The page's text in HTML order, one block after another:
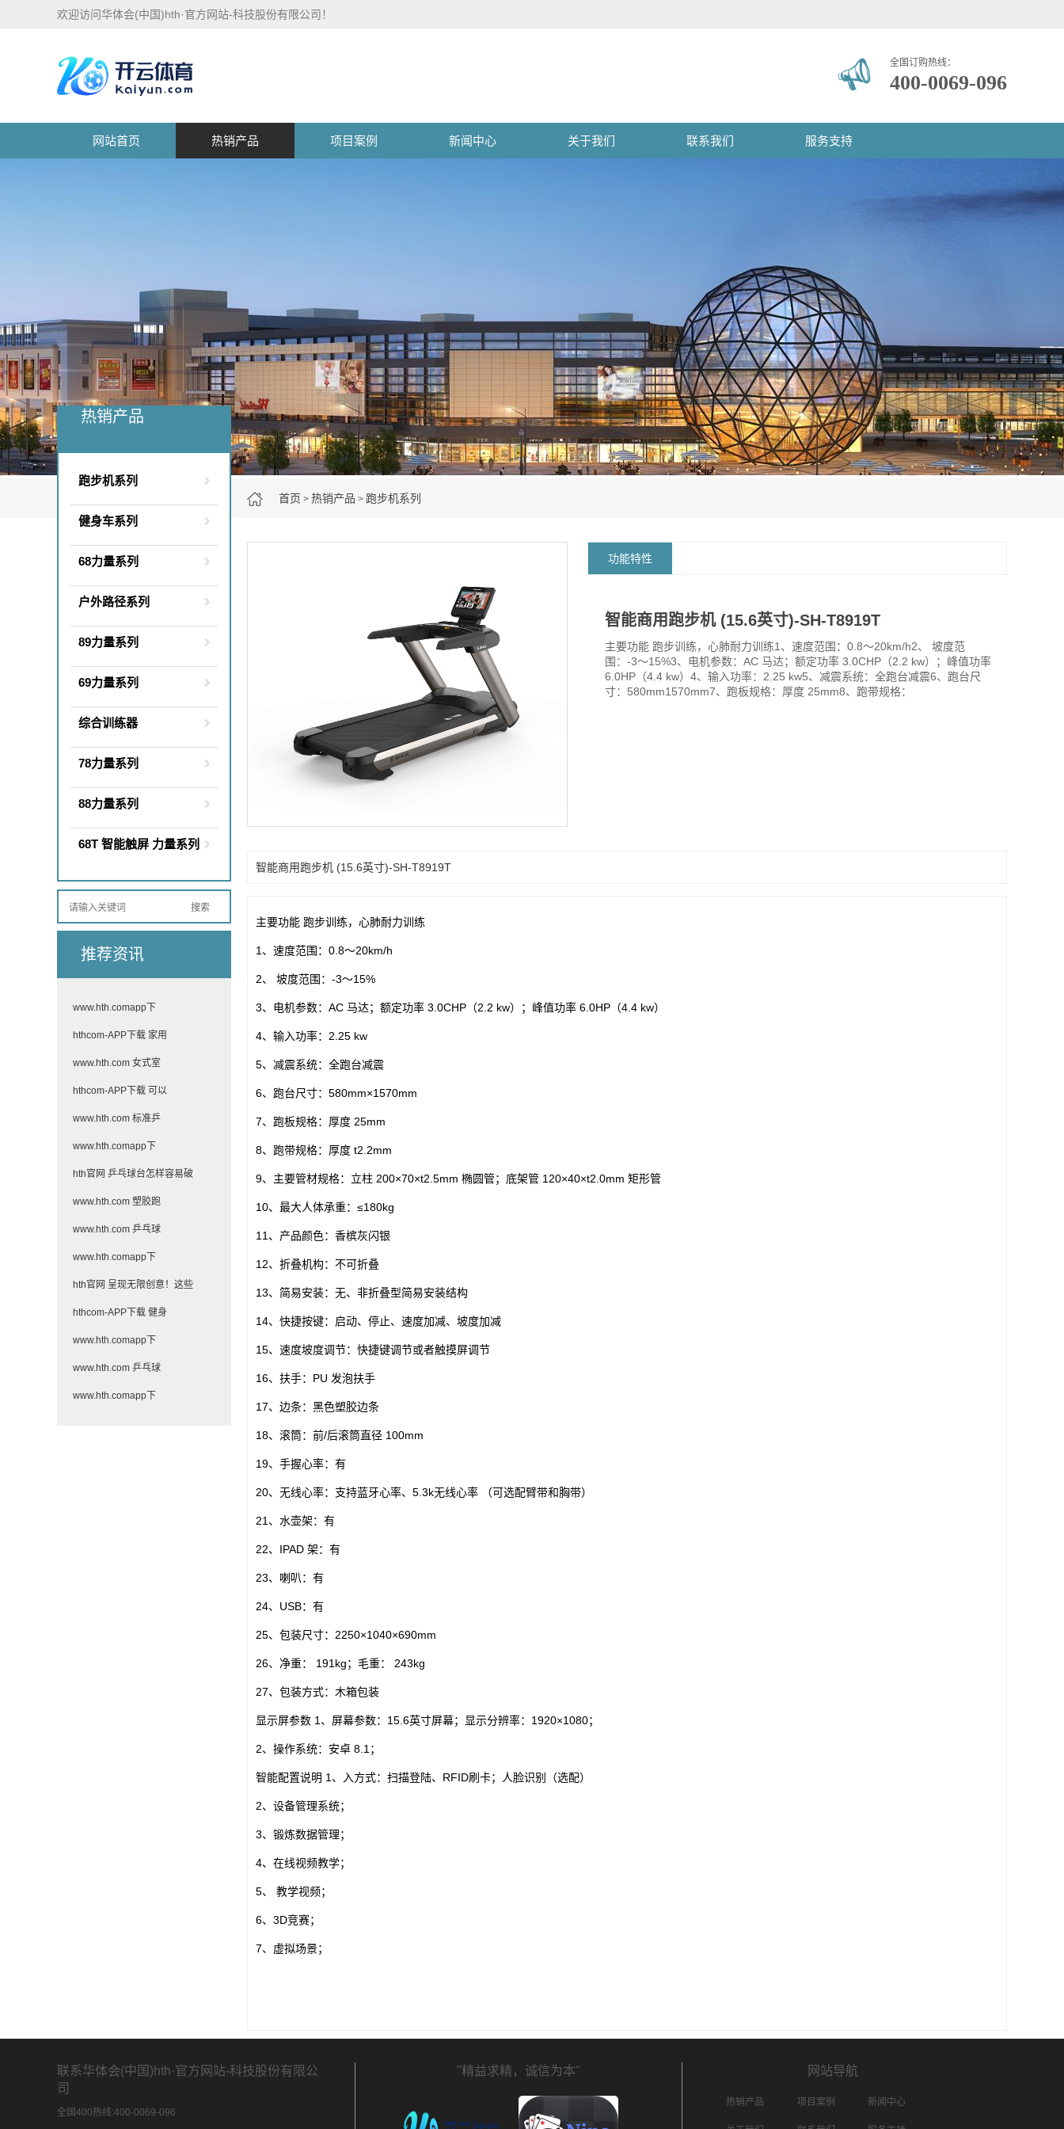
欢迎访问华体会(中国)hth·官方网站-科技股份有限公司！
全国订购热线：
400-0069-096
网站首页 热销产品 项目案例 新闻中心 关于我们 联系我们 服务支持
首页 > 热销产品 > 跑步机系列
热销产品
跑步机系列
健身车系列
68力量系列
户外路径系列
89力量系列
69力量系列
综合训练器
78力量系列
88力量系列
68T 智能触屏 力量系列
推荐资讯
www.hth.comapp下
hthcom-APP下载 家用
www.hth.com 女式室
hthcom-APP下载 可以
www.hth.com 标准乒
www.hth.comapp下
hth官网 乒乓球台怎样容易破
www.hth.com 塑胶跑
www.hth.com 乒乓球
www.hth.comapp下
hth官网 呈现无限创意！这些
hthcom-APP下载 健身
www.hth.comapp下
www.hth.com 乒乓球
www.hth.comapp下
智能商用跑步机 (15.6英寸)-SH-T8919T
主要功能 跑步训练，心肺耐力训练1、速度范围：0.8～20km/h2、 坡度范
围：-3～15%3、电机参数：AC 马达；额定功率 3.0CHP（2.2 kw）；峰值功率
6.0HP（4.4 kw）4、输入功率：2.25 kw5、减震系统：全跑台减震6、跑台尺
寸：580mm1570mm7、跑板规格：厚度 25mm8、跑带规格：
功能特性
智能商用跑步机 (15.6英寸)-SH-T8919T
主要功能 跑步训练，心肺耐力训练
1、速度范围：0.8～20km/h
2、 坡度范围：-3～15%
3、电机参数：AC 马达；额定功率 3.0CHP（2.2 kw）；峰值功率 6.0HP（4.4 kw）
4、输入功率：2.25 kw
5、减震系统：全跑台减震
6、跑台尺寸：580mm×1570mm
7、跑板规格：厚度 25mm
8、跑带规格：厚度 t2.2mm
9、主要管材规格：立柱 200×70×t2.5mm 椭圆管；底架管 120×40×t2.0mm 矩形管
10、最大人体承重：≤180kg
11、产品颜色：香槟灰闪银
12、折叠机构：不可折叠
13、简易安装：无、非折叠型简易安装结构
14、快捷按键：启动、停止、速度加减、坡度加减
15、速度坡度调节：快捷键调节或者触摸屏调节
16、扶手：PU 发泡扶手
17、边条：黑色塑胶边条
18、滚筒：前/后滚筒直径 100mm
19、手握心率：有
20、无线心率：支持蓝牙心率、5.3k无线心率 （可选配臂带和胸带）
21、水壶架：有
22、IPAD 架：有
23、喇叭：有
24、USB：有
25、包装尺寸：2250×1040×690mm
26、净重： 191kg；毛重： 243kg
27、包装方式：木箱包装
显示屏参数 1、屏幕参数：15.6英寸屏幕；显示分辨率：1920×1080；
2、操作系统：安卓 8.1；
智能配置说明 1、入方式：扫描登陆、RFID刷卡；人脸识别（选配）
2、设备管理系统；
3、锻炼数据管理；
4、在线视频教学；
5、 教学视频；
6、3D竞赛；
7、虚拟场景；
联系华体会(中国)hth·官方网站-科技股份有限公
司
全国400热线:400-0069-096
"精益求精，诚信为本" 网站导航
热销产品 项目案例 新闻中心